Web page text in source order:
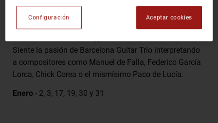
tres guitarristas de gran prestigio internacional –
ofrecen un emocionante Homenaje a Paco de Lucía en
Siente la pasión de Barcelona Guitar Trio interpretando
a compositores como Manuel de Falla, Federico García
Lorca, Chick Corea o el mismísimo Paco de Lucía.
Enero - 2, 3, 17, 19, 30 y 31
Aceptar cookies
Configuración